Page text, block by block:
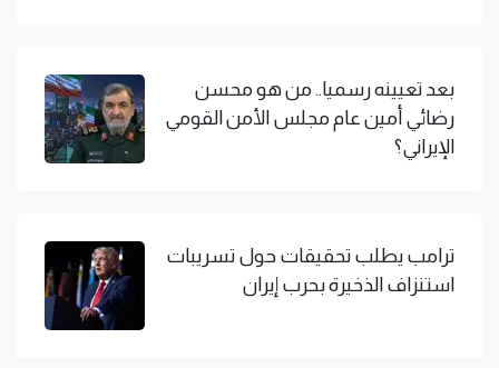
بعد تعيينه رسميا.. من هو محسن
رضائي أمين عام مجلس الأمن القومي
الإيراني؟
ترامب يطلب تحقيقات حول تسريبات
استنزاف الذخيرة بحرب إيران